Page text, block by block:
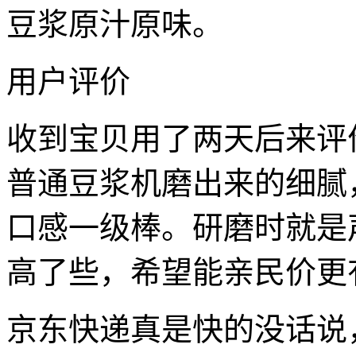
豆浆原汁原味。
用户评价
收到宝贝用了两天后来
普通豆浆机磨出来的细
口感一级棒。研磨时就
高了些，希望能亲民价
京东快递真是快的没话